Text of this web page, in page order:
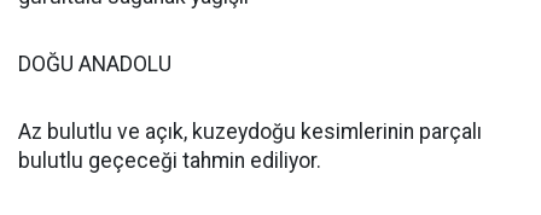
DOĞU ANADOLU
Az bulutlu ve açık, kuzeydoğu kesimlerinin parçalı
bulutlu geçeceği tahmin ediliyor.